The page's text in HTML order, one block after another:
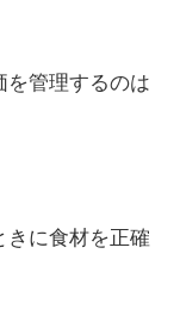
を管理するのは
きに食材を正確